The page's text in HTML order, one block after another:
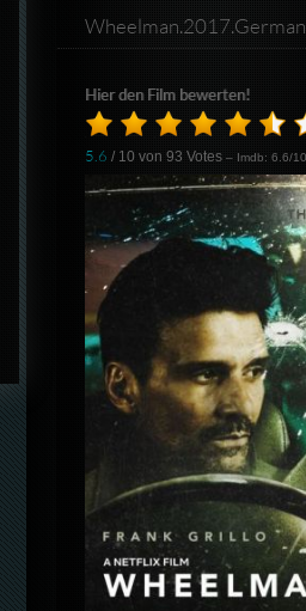
Hier den Film bewerten!
5.6 / 10 von93 Votes – Imdb: 6.6/10